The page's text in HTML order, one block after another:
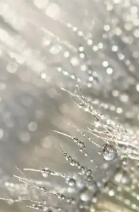
عارضة ترتدي فستان هوت
بسيطة. يستخدم الفستان
لخلق تنانير وأكمام
وتفصيلًا عصريًا. يوضح
التقاط أناقة ورقي الأزياء
جديدة، وتجربة الأقمشة